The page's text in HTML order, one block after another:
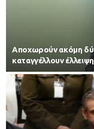
Αποχωρούν ακόμη
καταγγέλλουν